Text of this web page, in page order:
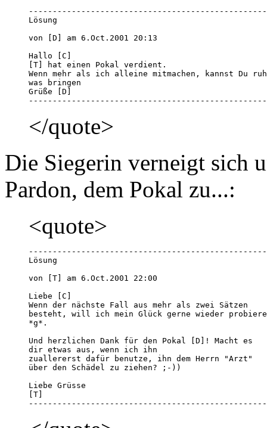
Lösung
von [D] am 6.Oct.2001 20:13
Hallo [C]
[T] hat einen Pokal verdient.
Wenn mehr als ich alleine mitmachen, kannst Du
was bringen
Grüße [D]
</quote>
Die Siegerin verneigt sich
Pardon, dem Pokal zu...:
<quote>
Lösung
von [T] am 6.Oct.2001 22:00
Liebe [C]
Wenn der nächste Fall aus mehr als zwei Sätzen
besteht, will ich mein Glück gerne wieder
*g*.
Und herzlichen Dank für den Pokal [D]! Macht es
dir etwas aus, wenn ich ihn
zuallererst dafür benutze, ihn dem Herrn "Arzt"
über den Schädel zu ziehen? ;-))
Liebe Grüsse
[T]